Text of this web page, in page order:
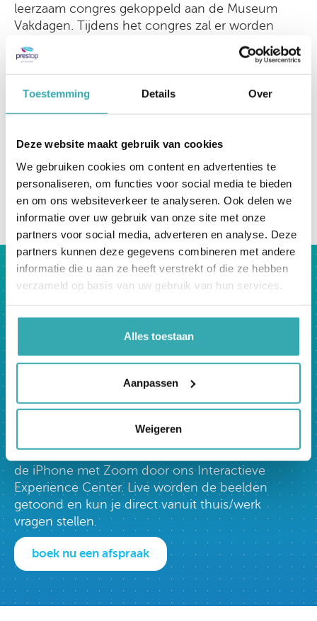
Toestemming Details Over
Deze website maakt gebruik van cookies
We gebruiken cookies om content en advertenties te
personaliseren, om functies voor social media te bieden
en om ons websiteverkeer te analyseren. Ook delen we
informatie over uw gebruik van onze site met onze
partners voor social media, adverteren en analyse. Deze
partners kunnen deze gegevens combineren met andere
informatie die u aan ze heeft verstrekt of die ze hebben
verzameld op basis van uw gebruik van hun services.
Alles toestaan
Aanpassen
Weigeren
leerzaam congres gekoppeld aan de Museum
Vakdagen. Tijdens het congres zal er worden
ingespeeld op de actualiteit in de museumwereld.
Laat u tijdens een bezoek aan de Museum
ontdek de nieuwste mogelijkheden voor uw
Museum.
Schrijf je vandaag nog in en ontvang gratis
terug naar overzicht
Bezoek nu
ons Interactieve Experience
Prestop heeft het grootste Interactieve
Experience Center van Europa. Je bent van harte
Son en Breugel, waar we je al onze oplossingen
Liever online? Onze specialisten lopen graag met
de iPhone met Zoom door ons Interactieve
Experience Center. Live worden de beelden
getoond en kun je direct vanuit thuis/werk
vragen stellen.
boek nu een afspraak